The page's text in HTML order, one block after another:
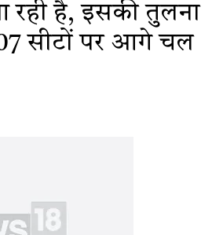
है, इसकी तुलना
सीटों पर आगे चल